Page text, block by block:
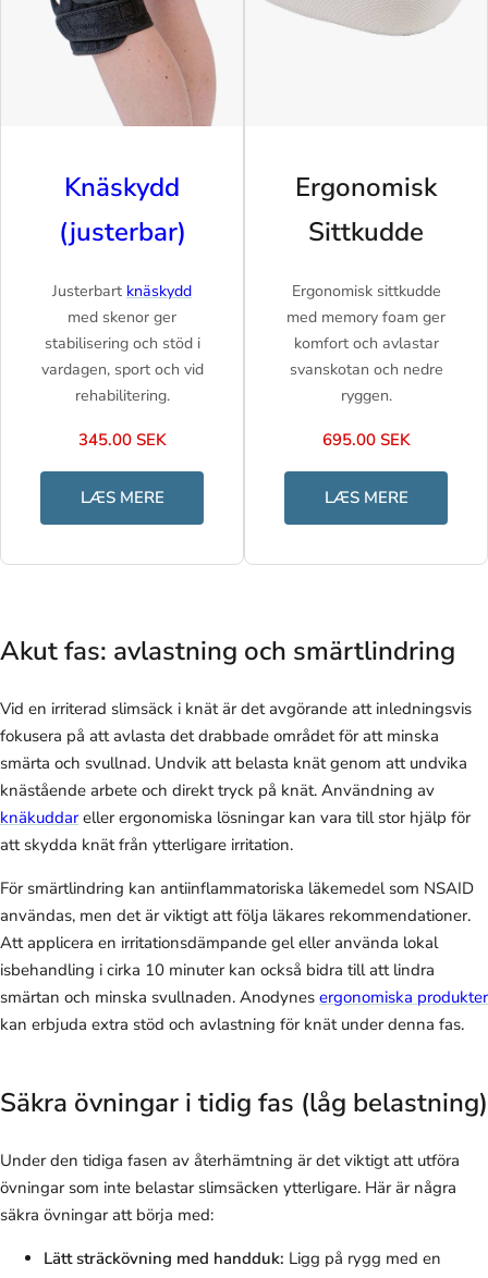
Knäskydd
(justerbar)
Justerbart knäskydd
med skenor ger
stabilisering och stöd i
vardagen, sport och vid
rehabilitering.
345.00 SEK
LÆS MERE
Ergonomisk
Sittkudde
Ergonomisk sittkudde
med memory foam ger
komfort och avlastar
svanskotan och nedre
ryggen.
695.00 SEK
LÆS MERE
Akut fas: avlastning och smärtlindring
Vid en irriterad slimsäck i knät är det avgörande att inledningsvis
fokusera på att avlasta det drabbade området för att minska
smärta och svullnad. Undvik att belasta knät genom att undvika
knästående arbete och direkt tryck på knät. Användning av
knäkuddareller ergonomiska lösningar kan vara till stor hjälp för
att skydda knät från ytterligare irritation.
För smärtlindring kan antiinflammatoriska läkemedel som NSAID
användas, men det är viktigt att följa läkares rekommendationer.
Att applicera en irritationsdämpande gel eller använda lokal
isbehandling i cirka 10 minuter kan också bidra till att lindra
smärtan och minska svullnaden. Anodynes ergonomiska produkter
kan erbjuda extra stöd och avlastning för knät under denna fas.
Säkra övningar i tidig fas (låg belastning)
Under den tidiga fasen av återhämtning är det viktigt att utföra
övningar som inte belastar slimsäcken ytterligare. Här är några
säkra övningar att börja med:
Lätt sträckövning med handduk: Ligg på rygg med en